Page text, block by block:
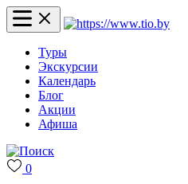
Туры
Экскурсии
Календарь
Блог
Акции
Афиша
0